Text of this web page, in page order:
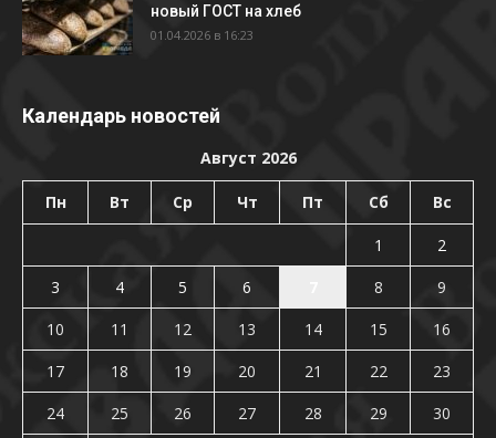
новый ГОСТ на хлеб
01.04.2026 в 16:23
Календарь новостей
Август 2026
Пн Вт Ср Чт Пт Сб Вс
1
2
3
4 5 6 8
9
10
11 12 13 14 15
16
17
18 19 20 21 22
23
24
25 26 27 28 29
30